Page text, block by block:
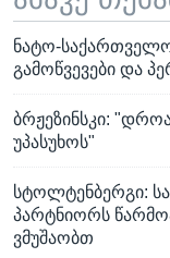
ნატო-
გამოწვევები და
ბრჟეზინსკი:
უპასუხოს"
სტოლტენბერგი:
პარტნიორს
ვმუშაობთ